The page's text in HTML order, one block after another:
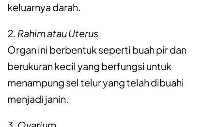
keluarnya darah.
2. Rahim atau Uterus
Organ ini berbentuk seperti buah pir dan
berukuran kecil yang berfungsi untuk
menampung sel telur yang telah dibuahi
menjadi janin.